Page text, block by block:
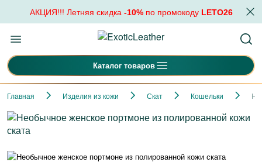
АКЦИЯ!!! Летняя скидка -10%по промокоду LETO26
Каталог товаров
Главная Изделия из кожи Скат Кошельки